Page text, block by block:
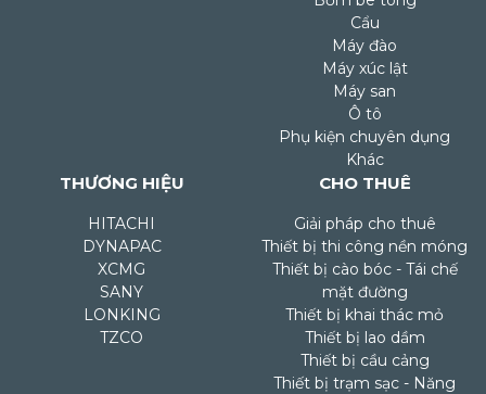
Cẩu
Máy đào
Máy xúc lật
Máy san
Ô tô
Phụ kiện chuyên dụng
Khác
THƯƠNG HIỆU
HITACHI
DYNAPAC
XCMG
SANY
LONKING
TZCO
CHO THUÊ
Giải pháp cho thuê
Thiết bị thi công nền móng
Thiết bị cào bóc - Tái chế
mặt đường
Thiết bị khai thác mỏ
Thiết bị lao dầm
Thiết bị cầu cảng
Thiết bị trạm sạc - Năng